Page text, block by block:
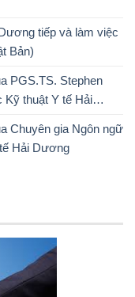
tiếp và làm việc
Bản)
PGS.TS. Stephen
thuật Y tế Hải
Chuyên gia Ngôn ngữ
Hải Dương